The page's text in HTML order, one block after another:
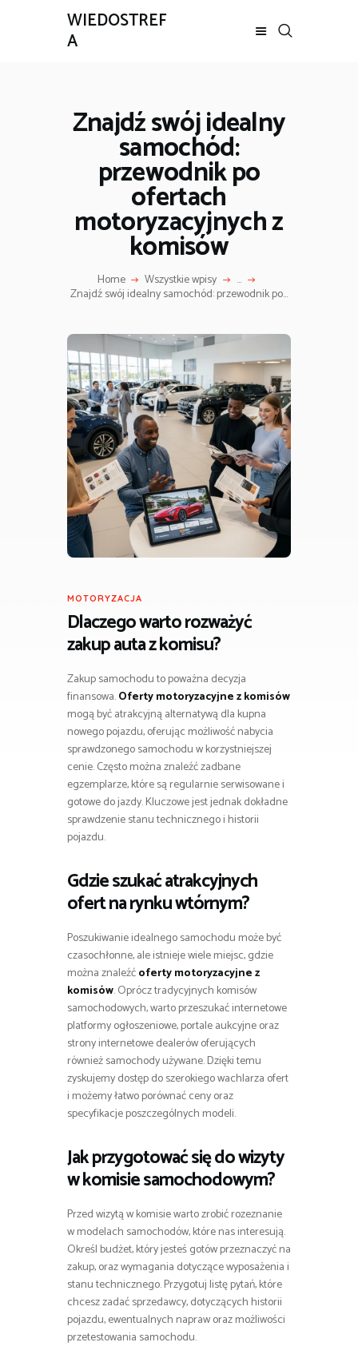
WIEDOSTREF
A
Znajdź swój idealny
samochód:
przewodnik po
ofertach
motoryzacyjnych z
komisów
Home Wszystkie wpisy ...
Znajdź swój idealny samochód: przewodnik po...
MOTORYZACJA
Dlaczego warto rozważyć
zakup auta z komisu?
Zakup samochodu to poważna decyzja
finansowa.Oferty motoryzacyjne z komisów
mogą być atrakcyjną alternatywą dla kupna
nowego pojazdu, oferując możliwość nabycia
sprawdzonego samochodu w korzystniejszej
cenie. Często można znaleźć zadbane
egzemplarze, które są regularnie serwisowane i
gotowe do jazdy. Kluczowe jest jednak dokładne
sprawdzenie stanu technicznego i historii
pojazdu.
Gdzie szukać atrakcyjnych
ofert na rynku wtórnym?
Poszukiwanie idealnego samochodu może być
czasochłonne, ale istnieje wiele miejsc, gdzie
można znaleźćoferty motoryzacyjne z
komisów. Oprócz tradycyjnych komisów
samochodowych, warto przeszukać internetowe
platformy ogłoszeniowe, portale aukcyjne oraz
strony internetowe dealerów oferujących
również samochody używane. Dzięki temu
zyskujemy dostęp do szerokiego wachlarza ofert
i możemy łatwo porównać ceny oraz
specyfikacje poszczególnych modeli.
Jak przygotować się do wizyty
w komisie samochodowym?
Przed wizytą w komisie warto zrobić rozeznanie
w modelach samochodów, które nas interesują.
Określ budżet, który jesteś gotów przeznaczyć na
zakup, oraz wymagania dotyczące wyposażenia i
stanu technicznego. Przygotuj listę pytań, które
chcesz zadać sprzedawcy, dotyczących historii
pojazdu, ewentualnych napraw oraz możliwości
przetestowania samochodu.